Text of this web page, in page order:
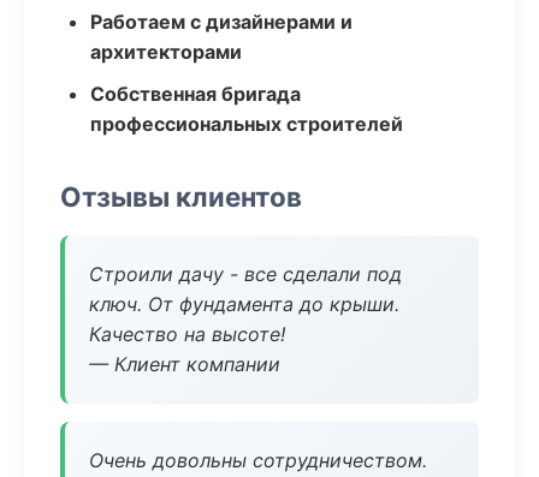
Работаем с дизайнерами и
архитекторами
Собственная бригада
профессиональных строителей
Отзывы клиентов
Строили дачу - все сделали под
ключ. От фундамента до крыши.
Качество на высоте!
— Клиент компании
Очень довольны сотрудничеством.